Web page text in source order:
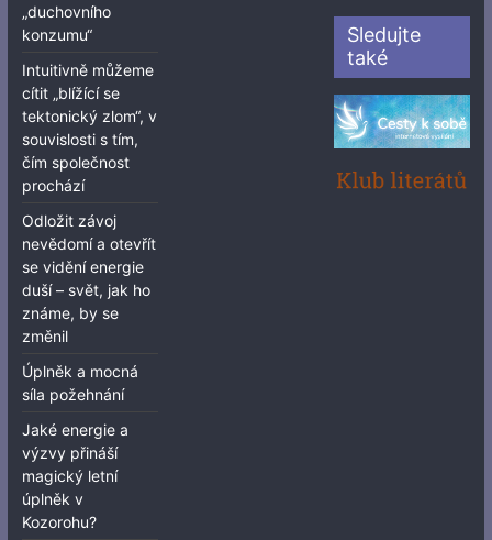
„duchovního
konzumu“
Intuitivně můžeme
cítit „blížící se
tektonický zlom“, v
souvislosti s tím,
čím společnost
prochází
Odložit závoj
nevědomí a otevřít
se vidění energie
duší – svět, jak ho
známe, by se
změnil
Úplněk a mocná
síla požehnání
Jaké energie a
výzvy přináší
magický letní
úplněk v
Kozorohu?
Sledujte
také